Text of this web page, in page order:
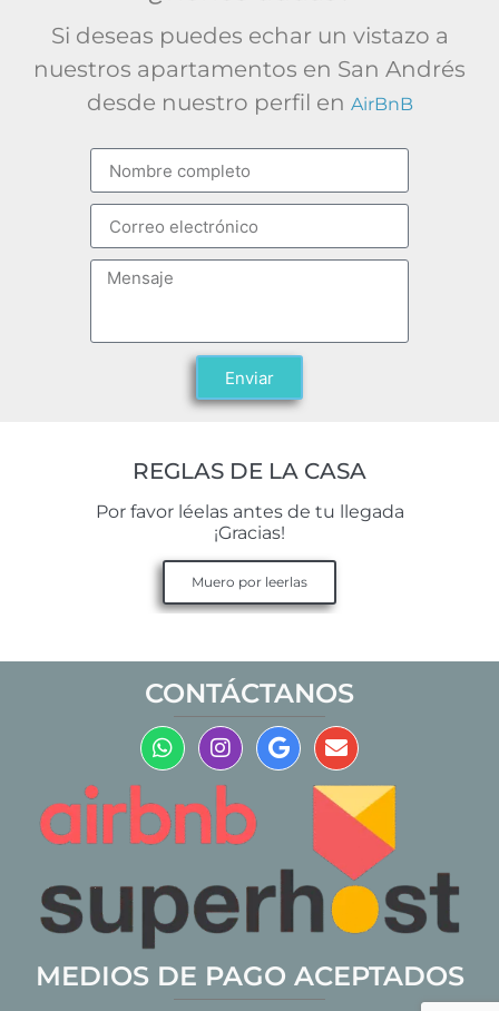
Si deseas puedes echar un vistazo a
nuestros apartamentos en San Andrés
desde nuestro perfil en AirBnB
Enviar
REGLAS DE LA CASA
Por favor léelas antes de tu llegada
¡Gracias!
Muero por leerlas
CONTÁCTANOS
MEDIOS DE PAGO ACEPTADOS